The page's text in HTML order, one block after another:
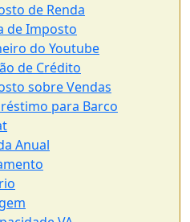
de Renda
de Imposto
do Youtube
de Crédito
sobre Vendas
para Barco
Anual